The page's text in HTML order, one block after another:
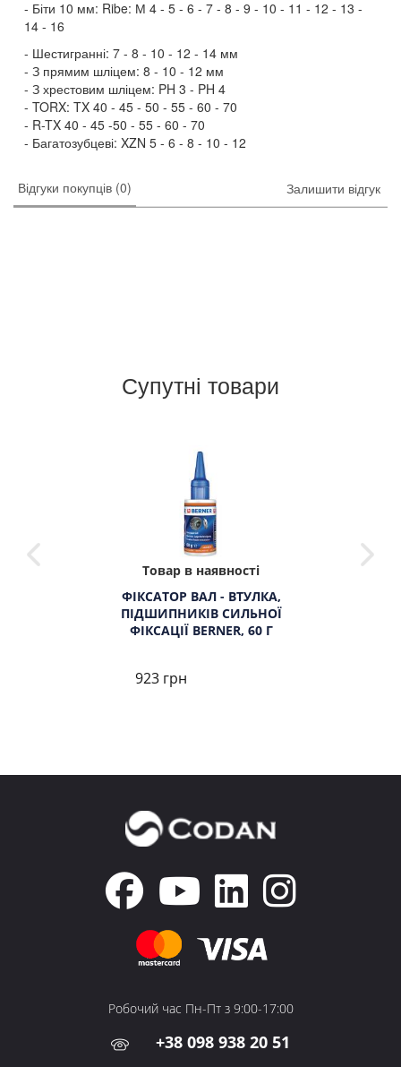
Біти 10 мм: Ribe: М 4 - 5 - 6 - 7 - 8 - 9 - 10 - 11 - 12 - 13 -
14 - 16
Шестигранні: 7 - 8 - 10 - 12 - 14 мм
З прямим шліцем: 8 - 10 - 12 мм
З хрестовим шліцем: PH 3 - PH 4
TORX: TX 40 - 45 - 50 - 55 - 60 - 70
R-TX 40 - 45 -50 - 55 - 60 - 70
Багатозубцеві: XZN 5 - 6 - 8 - 10 - 12
Відгуки покупців (0) Залишити відгук
Супутні товари
Товар в наявності
ФІКСАТОР ВАЛ - ВТУЛКА,
ПІДШИПНИКІВ СИЛЬНОЇ
ФІКСАЦІЇ BERNER, 60 Г
923 грн
Робочий час Пн-Пт з 9:00-17:00
+38 098 938 20 51